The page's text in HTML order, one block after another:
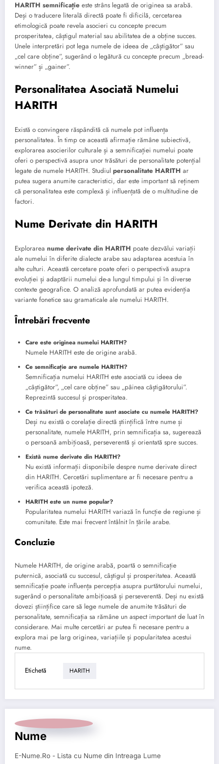
HARITH semnificație este strâns legată de originea sa arabă.
Deși o traducere literală directă poate fi dificilă, cercetarea
etimologică poate revela asocieri cu concepte precum
prosperitatea, câștigul material sau abilitatea de a obține succes.
Unele interpretări pot lega numele de ideea de „câștigător” sau
„cel care obține”, sugerând o legătură cu concepte precum „bread-
winner” și „gainer”.
Personalitatea Asociată Numelui
HARITH
Există o convingere răspândită că numele pot influența
personalitatea. În timp ce această afirmație rămâne subiectivă,
explorarea asocierilor culturale și a semnificației numelui poate
oferi o perspectivă asupra unor trăsături de personalitate potențial
legate de numele HARITH. Studiul personalitate HARITH ar
putea sugera anumite caracteristici, dar este important să reținem
că personalitatea este complexă și influențată de o multitudine de
factori.
Nume Derivate din HARITH
Explorarea nume derivate din HARITH poate dezvălui variații
ale numelui în diferite dialecte arabe sau adaptarea acestuia în
alte culturi. Această cercetare poate oferi o perspectivă asupra
evoluției și adaptării numelui de-a lungul timpului și în diverse
contexte geografice. O analiză aprofundată ar putea evidenția
variante fonetice sau gramaticale ale numelui HARITH.
Întrebări frecvente
Care este originea numelui HARITH?
Numele HARITH este de origine arabă.
Ce semnificație are numele HARITH?
Semnificația numelui HARITH este asociată cu ideea de
„câștigător”, „cel care obține” sau „pâinea câștigătorului”.
Reprezintă succesul și prosperitatea.
Ce trăsături de personalitate sunt asociate cu numele HARITH?
Deși nu există o corelație directă științifică între nume și
personalitate, numele HARITH, prin semnificația sa, sugerează
o persoană ambițioasă, perseverentă și orientată spre succes.
Există nume derivate din HARITH?
Nu există informații disponibile despre nume derivate direct
din HARITH. Cercetări suplimentare ar fi necesare pentru a
verifica această ipoteză.
HARITH este un nume popular?
Popularitatea numelui HARITH variază în funcție de regiune și
comunitate. Este mai frecvent întâlnit în țările arabe.
Concluzie
Numele HARITH, de origine arabă, poartă o semnificație
puternică, asociată cu succesul, câștigul și prosperitatea. Această
semnificație poate influența percepția asupra purtătorului numelui,
sugerând o personalitate ambițioasă și perseverentă. Deși nu există
dovezi științifice care să lege numele de anumite trăsături de
personalitate, semnificația sa rămâne un aspect important de luat în
considerare. Mai multe cercetări ar putea fi necesare pentru a
explora mai pe larg originea, variațiile și popularitatea acestui
nume.
Etichetă HARITH
Nume
E-Nume.Ro - Lista cu Nume din Intreaga Lume